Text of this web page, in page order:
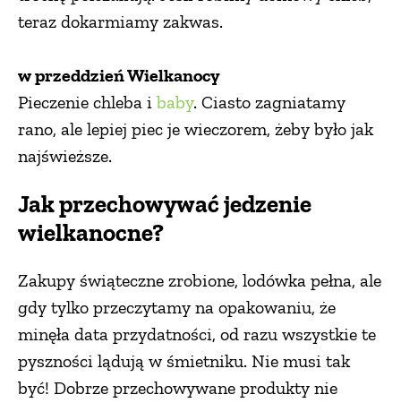
teraz dokarmiamy zakwas.
w przeddzień Wielkanocy
Pieczenie chleba i baby. Ciasto zagniatamy
rano, ale lepiej piec je wieczorem, żeby było jak
najświeższe.
Jak przechowywać jedzenie
wielkanocne?
Zakupy świąteczne zrobione, lodówka pełna, ale
gdy tylko przeczytamy na opakowaniu, że
minęła data przydatności, od razu wszystkie te
pyszności lądują w śmietniku. Nie musi tak
być! Dobrze przechowywane produkty nie